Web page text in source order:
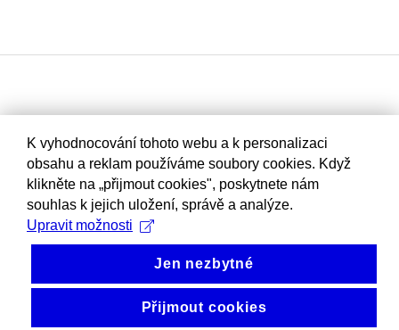
K vyhodnocování tohoto webu a k personalizaci
obsahu a reklam používáme soubory cookies. Když
klikněte na „přijmout cookies", poskytnete nám
souhlas k jejich uložení, správě a analýze.
Upravit možnosti
Jen nezbytné
Přijmout cookies